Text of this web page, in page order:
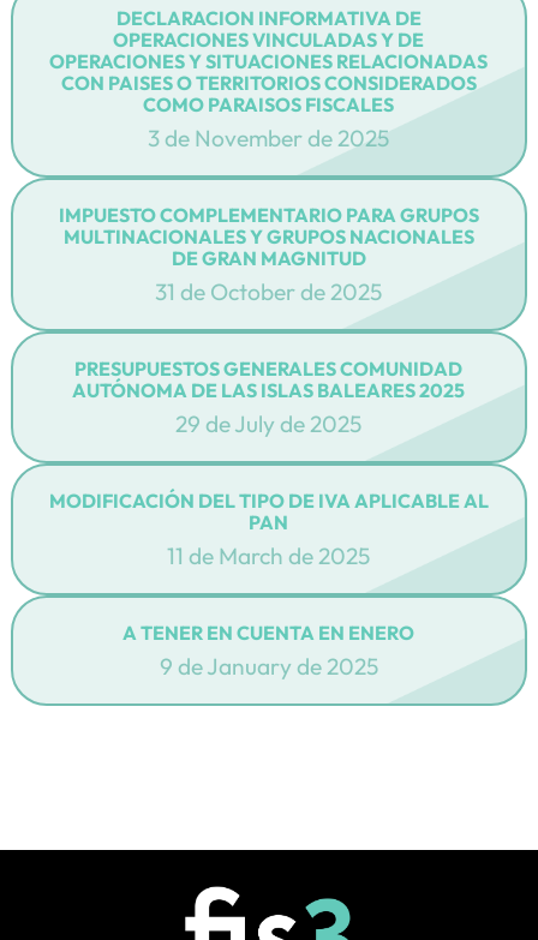
DECLARACION INFORMATIVA DE
OPERACIONES VINCULADAS Y DE
OPERACIONES Y SITUACIONES RELACIONADAS
CON PAISES O TERRITORIOS CONSIDERADOS
COMO PARAISOS FISCALES
3 de November de 2025
IMPUESTO COMPLEMENTARIO PARA GRUPOS
MULTINACIONALES Y GRUPOS NACIONALES
DE GRAN MAGNITUD
31 de October de 2025
PRESUPUESTOS GENERALES COMUNIDAD
AUTÓNOMA DE LAS ISLAS BALEARES 2025
29 de July de 2025
MODIFICACIÓN DEL TIPO DE IVA APLICABLE AL
PAN
11 de March de 2025
A TENER EN CUENTA EN ENERO
9 de January de 2025